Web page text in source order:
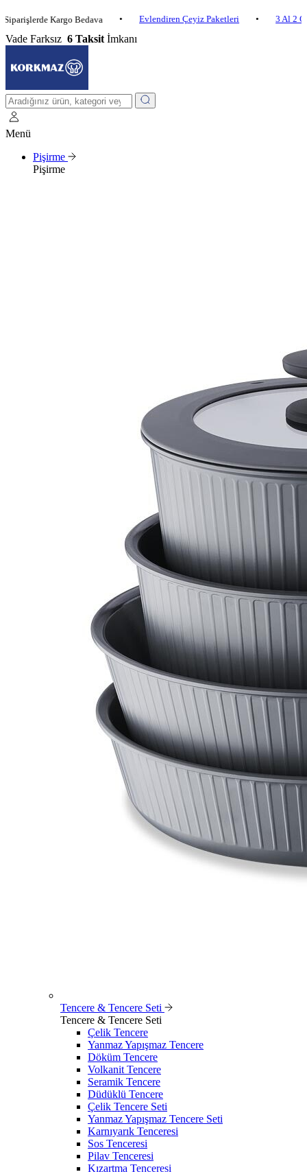
Kargo Bedava • Evlendiren Çeyiz Paketleri • 3 Al 2 Öde •
Vade Farksız 6 Taksit İmkanı
Menü
Pişirme
Pişirme
Tencere & Tencere Seti
Tencere & Tencere Seti
Çelik Tencere
Yanmaz Yapışmaz Tencere
Döküm Tencere
Volkanit Tencere
Seramik Tencere
Düdüklü Tencere
Çelik Tencere Seti
Yanmaz Yapışmaz Tencere Seti
Karnıyarık Tenceresi
Sos Tenceresi
Pilav Tenceresi
Kızartma Tenceresi